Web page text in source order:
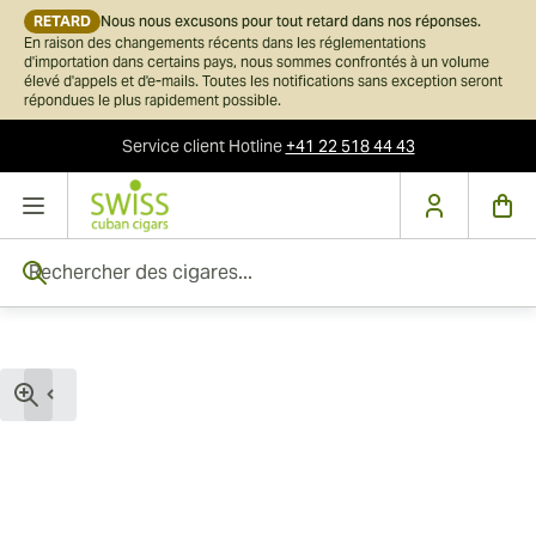
RETARD Nous nous excusons pour tout retard dans nos réponses.
En raison des changements récents dans les réglementations
d'importation dans certains pays, nous sommes confrontés à un volume
élevé d'appels et d'e-mails. Toutes les notifications sans exception seront
répondues le plus rapidement possible.
Service clientHotline+41 22 518 44 43
Skip to Content